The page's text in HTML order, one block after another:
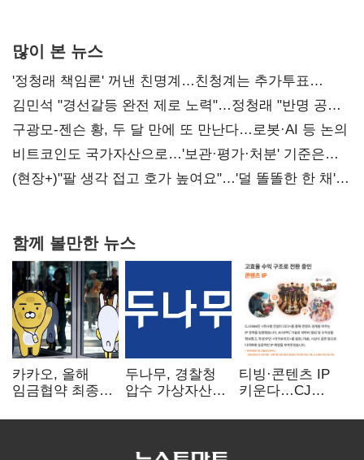
많이 본 뉴스
'정청래 책임론' 꺼낸 친명계…친청계는 추가투표
때리기
김민석 "경선갈등 완전 제로 노력"…정청래 "반명 공세
사과부터"
구광모-젠슨 황, 두 달 만에 또 만난다…로봇·AI 등 논의
비트코인도 국가자산으로…'보관·평가·처분' 기준은
숙제
(현장+)"팔 생각 접고 호가 높여요"…'덜 똘똘한 한 채'
함께 볼만한 뉴스
카카오, 올해
임금협약 최종
인상·격려금
두나무, 경찰청
압수 가상자산
커스터디 사업
티빙·콘텐츠 IP
키운다…CJ
글로벌 확장 가속